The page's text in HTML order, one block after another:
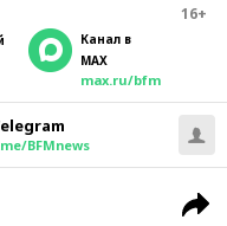
16+
Канал в
MAX
max.ru/bfm
BFMnews